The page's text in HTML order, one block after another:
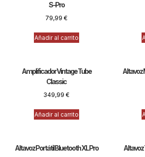
S-Pro
79,99 €
Añadir al carrito
Amplificador Vintage Tube
Classic
349,99 €
Añadir al carrito
Altavoz
Altavoz Portátil Bluetooth XL Pro Altavoz